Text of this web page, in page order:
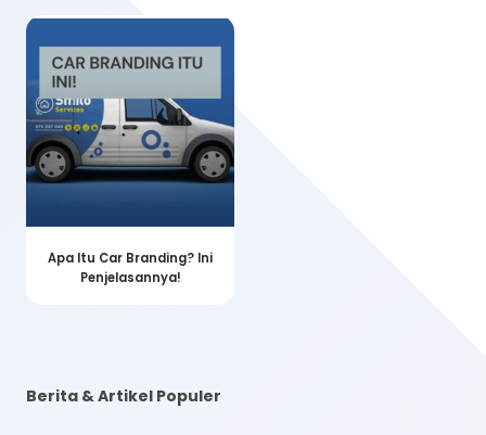
Apa Itu Car Branding? Ini
Penjelasannya!
Berita & Artikel Populer